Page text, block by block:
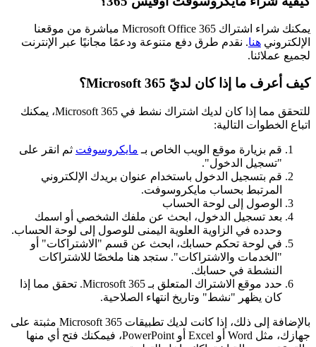
يمكنك شراء اشتراك Microsoft Office 365 مباشرة من موقعنا
الإلكتروني هنا. نقدم طرق دفع متنوعة ودعمًا مجانيًا عبر الإنترنت
لجميع عملائنا.
كيف أعرف ما إذا كان لديّ Microsoft 365؟
للتحقق مما إذا كان لديك اشتراك نشط في Microsoft 365، يمكنك
اتباع الخطوات التالية:
قم بزيارة موقع الويب الخاص بـ مايكروسوفت ثم انقر على
"تسجيل الدخول".
قم بتسجيل الدخول باستخدام عنوان بريدك الإلكتروني
المرتبط بحساب مايكروسوفت.
الوصول إلى لوحة الحساب
بعد تسجيل الدخول، ابحث عن ملفك الشخصي أو اسمك
وحدده في الزاوية العلوية اليمنى للوصول إلى لوحة الحساب.
في لوحة تحكم حسابك، ابحث عن قسم "الاشتراكات" أو
"الخدمات والاشتراكات". ستجد هنا ملخصًا للاشتراكات
النشطة في حسابك.
حدد موقع الاشتراك المتعلق بـ Microsoft 365. تحقق مما إذا
كان يظهر "نشط" وتاريخ انتهاء الصلاحية.
بالإضافة إلى ذلك، إذا كانت لديك تطبيقات Microsoft 365 مثبتة على
جهازك، مثل Word أو Excel أو PowerPoint، فيمكنك فتح أي منها